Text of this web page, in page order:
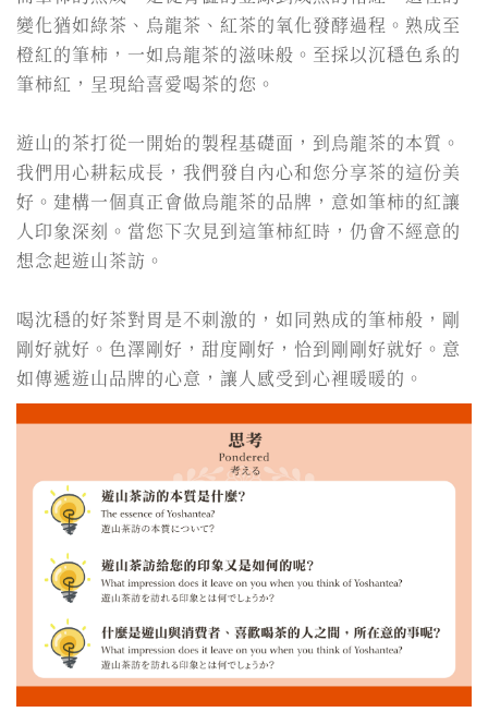
變化猶如綠茶、烏龍茶、紅茶的氧化發酵過程。熟成至
橙紅的筆柿，一如烏龍茶的滋味般。至採以沉穩色系的
筆柿紅，呈現給喜愛喝茶的您。
遊山的茶打從一開始的製程基礎面，到烏龍茶的本質。
我們用心耕耘成長，我們發自內心和您分享茶的這份美
好。建構一個真正會做烏龍茶的品牌，意如筆柿的紅讓
人印象深刻。當您下次見到這筆柿紅時，仍會不經意的
想念起遊山茶訪。
喝沈穩的好茶對胃是不刺激的，如同熟成的筆柿般，剛
剛好就好。色澤剛好，甜度剛好，恰到剛剛好就好。意
如傳遞遊山品牌的心意，讓人感受到心裡暖暖的。